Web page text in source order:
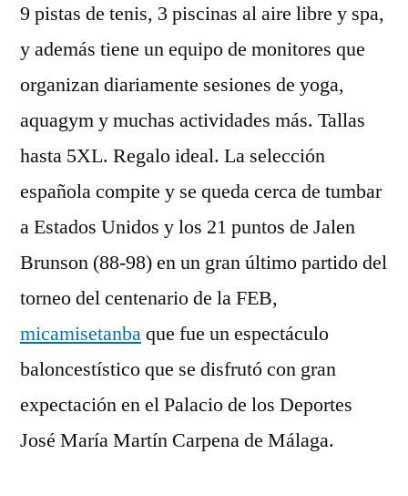
9 pistas de tenis, 3 piscinas al aire libre y spa,
y además tiene un equipo de monitores que
organizan diariamente sesiones de yoga,
aquagym y muchas actividades más. Tallas
hasta 5XL. Regalo ideal. La selección
española compite y se queda cerca de tumbar
a Estados Unidos y los 21 puntos de Jalen
Brunson (88-98) en un gran último partido del
torneo del centenario de la FEB,
micamisetanbaque fue un espectáculo
baloncestístico que se disfrutó con gran
expectación en el Palacio de los Deportes
José María Martín Carpena de Málaga.